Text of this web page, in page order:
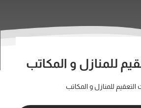
للمنازل و المكاتب
للمنازل و المكاتب